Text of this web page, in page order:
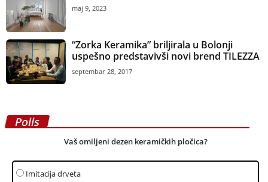
maj 9, 2023
“Zorka Keramika” briljirala u Bolonji
uspešno predstavivši novi brend TILEZZA
septembar 28, 2017
Polls
Vaš omiljeni dezen keramičkih pločica?
Imitacija drveta